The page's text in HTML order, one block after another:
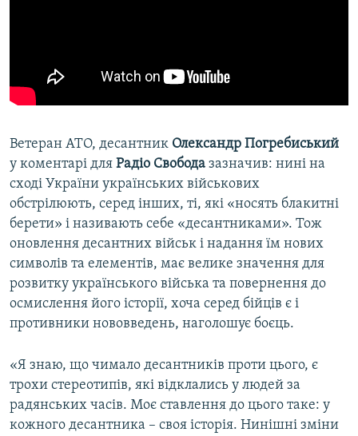
Ветеран АТО, десантник Олександр Погребиський
у коментарі для Радіо Свобода зазначив: нині на
сході України українських військових
обстрілюють, серед інших, ті, які «носять блакитні
берети» і називають себе «десантниками». Тож
оновлення десантних військ і надання їм нових
символів та елементів, має велике значення для
розвитку українського війська та повернення до
осмислення його історії, хоча серед бійців є і
противники нововведень, наголошує боєць.
«Я знаю, що чимало десантників проти цього, є
трохи стереотипів, які відклались у людей за
радянських часів. Моє ставлення до цього таке: у
кожного десантника – своя історія. Нинішні зміни